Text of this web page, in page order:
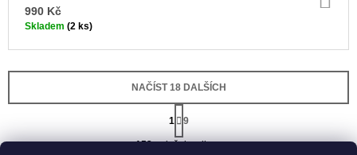
990 Kč
Skladem (2 ks)
O
NAČÍST 18 DALŠÍCH
S
T
R
Á
1 9
152položek celkem